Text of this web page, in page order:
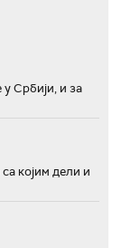
Србији, и за
којим дели и